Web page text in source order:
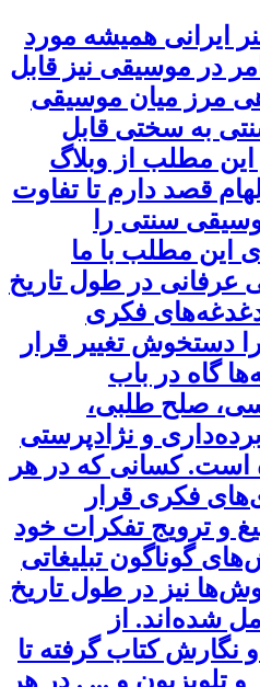
ایرانی همیشه مورد
در موسیقی نیز قابل
مرز میان موسیقی
به سختی قابل
مطلب از وبلاگ
قصد دارم تا تفاوت
سنتی را
این مطلب با ما
عرفانی در طول تاریخ
فکری
دستخوش تغییر قرار
گاه در باب
صلح طلبی،
و نژادپرستی
است. کسانی که در هر
فکری قرار
و ترویج تفکرات خود
گوناگون تبلیغاتی
نیز در طول تاریخ
شده‌اند. از
کتاب گرفته تا
و تلویزیون و ... . در هر